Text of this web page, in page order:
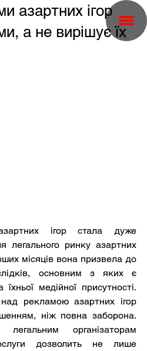
азартних ігор
а не вирішує їх
ігор стала дуже
легального ринку азартних
місяців вона призвела до
основним з яких є
медійної присутності.
рекламою азартних ігор
ніж повна заборона.
організаторам
дозволить не лише